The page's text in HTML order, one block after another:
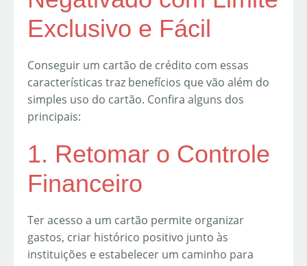
Exclusivo e Fácil
Conseguir um cartão de crédito com essas
características traz benefícios que vão além do
simples uso do cartão. Confira alguns dos
principais:
1. Retomar o Controle
Financeiro
Ter acesso a um cartão permite organizar
gastos, criar histórico positivo junto às
instituições e estabelecer um caminho para